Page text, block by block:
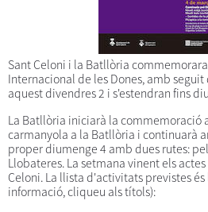
Sant Celoni i la Batllòria
Internacional de les Dones, amb
aquest divendres 2 i s'estendran fins
La Batllòria iniciarà la commemoració
carmanyola a la Batllòria i continuarà
proper diumenge 4 amb dues rutes:
Llobateres. La setmana vinent els
Celoni. La llista d'activitats previstes
informació, cliqueu als títols):